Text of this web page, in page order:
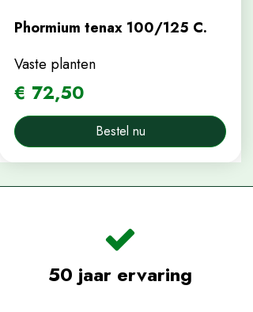
Phormium tenax 100/125 C.
Vaste planten
€ 72,50
Bestel nu
50 jaar ervaring